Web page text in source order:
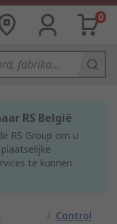
0
RS België
RS Group om u
te kunnen
/ Control